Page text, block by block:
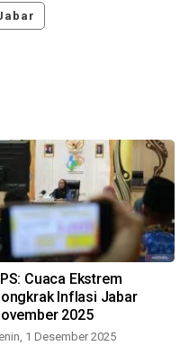
Cuaca Ekstrem
Inflasi Jabar
2025
1 Desember 2025